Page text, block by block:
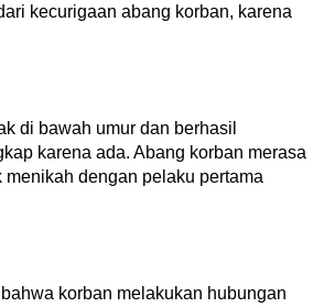
kecurigaan abang korban, karena
di bawah umur dan berhasil
karena ada. Abang korban merasa
dengan pelaku pertama
korban melakukan hubungan